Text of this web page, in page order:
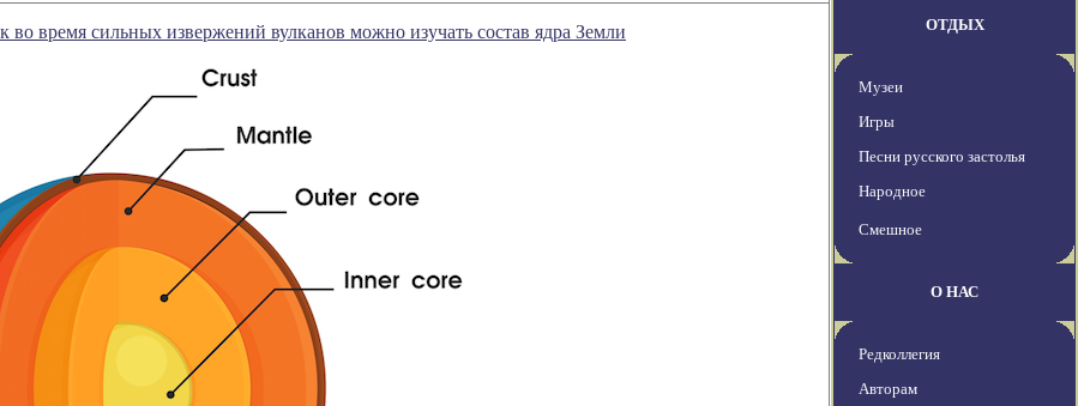
во время сильных извержений вулканов можно изучать состав ядра Земли ОТДЫХ
Музеи
Игры
Песни русского застолья
Народное
Смешное
О НАС
Редколлегия
Авторам